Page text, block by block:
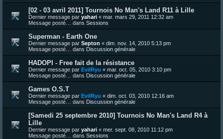
[02 - 03 avril 2011] Tournois No Man's Land R11 à Lille
Dernier message par yahari « mar. mars 29, 2011 12:32 am
Message posté… dans Sessions
Superman - Earth One
Dernier message par Septon « dim. nov. 14, 2010 5:13 pm
Message posté… dans Discussion générale
HADOPI - Free fait de la résistance
Dernier message par EvilRyu « mar. oct. 05, 2010 3:10 pm
Message posté… dans Discussion générale
Games O.S.T
Dernier message par EvilRyu « dim. oct. 03, 2010 12:16 am
Message posté… dans Discussion générale
[Samedi 25 septembre 2010] Tournois No Man's Land R4 à
Lille
Dernier message par yahari « mer. sept. 08, 2010 11:12 pm
Message posté… dans Sessions